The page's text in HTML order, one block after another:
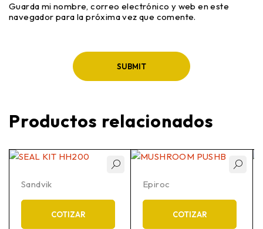
Guarda mi nombre, correo electrónico y web en este
navegador para la próxima vez que comente.
Productos relacionados
Sandvik
COTIZAR
Epiroc
COTIZAR